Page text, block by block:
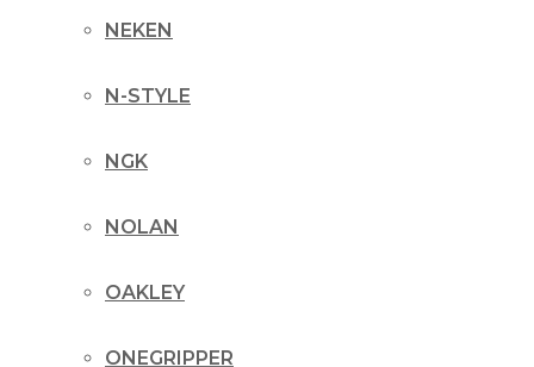
NEKEN
N-STYLE
NGK
NOLAN
OAKLEY
ONEGRIPPER